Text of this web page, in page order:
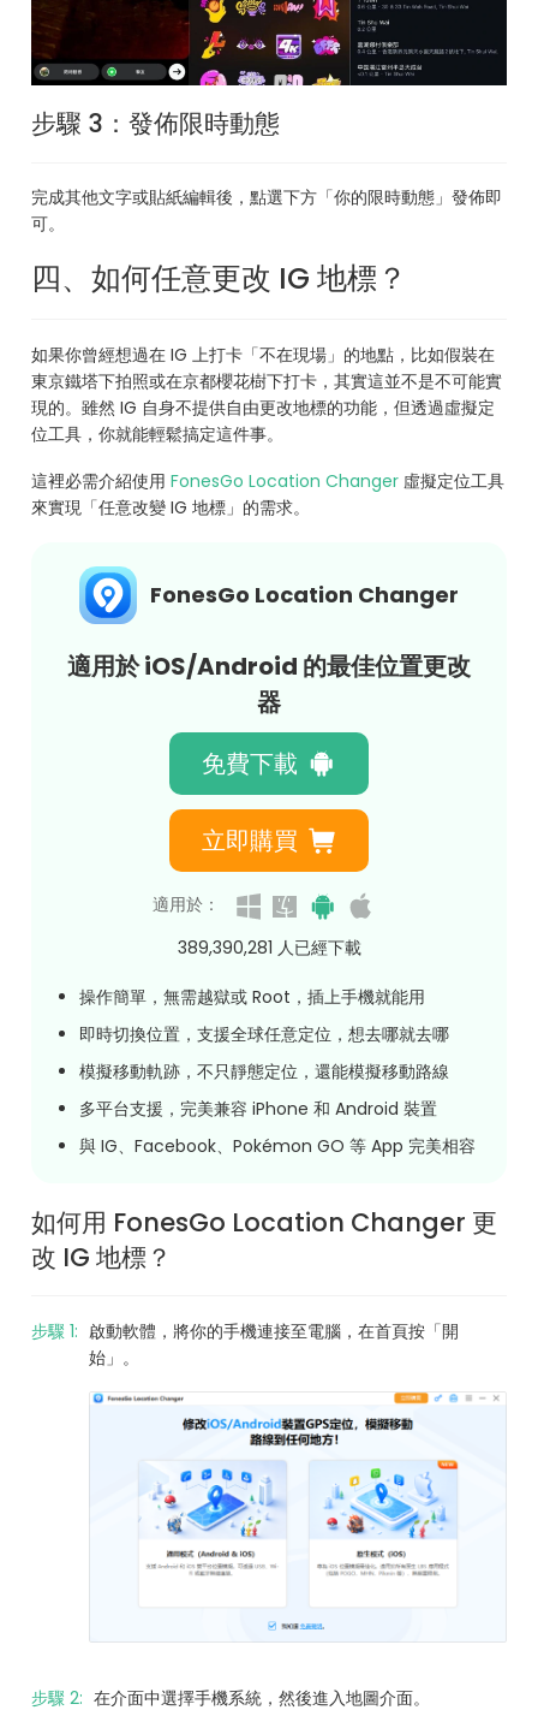
步驟 3：發佈限時動態
完成其他文字或貼紙編輯後，點選下方「你的限時動態」發佈即
可。
四、如何任意更改 IG 地標？
如果你曾經想過在 IG 上打卡「不在現場」的地點，比如假裝在
東京鐵塔下拍照或在京都櫻花樹下打卡，其實這並不是不可能實
現的。雖然 IG 自身不提供自由更改地標的功能，但透過虛擬定
位工具，你就能輕鬆搞定這件事。
這裡必需介紹使用FonesGo Location Changer 虛擬定位工具
來實現「任意改變 IG 地標」的需求。
FonesGo Location Changer
適用於 iOS/Android 的最佳位置更改
器
免費下載
立即購買
適用於：
389,390,281 人已經下載
操作簡單，無需越獄或 Root，插上手機就能用
即時切換位置，支援全球任意定位，想去哪就去哪
模擬移動軌跡，不只靜態定位，還能模擬移動路線
多平台支援，完美兼容 iPhone 和 Android 裝置
與 IG、Facebook、Pokémon GO 等 App 完美相容
如何用 FonesGo Location Changer 更
改 IG 地標？
步驟 1: 啟動軟體，將你的手機連接至電腦，在首頁按「開
始」。
步驟 2: 在介面中選擇手機系統，然後進入地圖介面。